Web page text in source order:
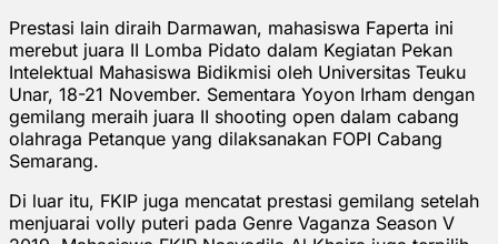
Prestasi lain diraih Darmawan, mahasiswa Faperta ini
merebut juara II Lomba Pidato dalam Kegiatan Pekan
Intelektual Mahasiswa Bidikmisi oleh Universitas Teuku
Unar, 18-21 November. Sementara Yoyon Irham dengan
gemilang meraih juara II shooting open dalam cabang
olahraga Petanque yang dilaksanakan FOPI Cabang
Semarang.
Di luar itu, FKIP juga mencatat prestasi gemilang setelah
menjuarai volly puteri pada Genre Vaganza Season V